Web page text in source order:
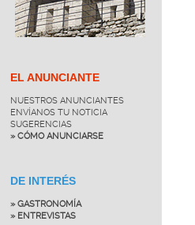
EL ANUNCIANTE
NUESTROS ANUNCIANTES
ENVÍANOS TU NOTICIA
SUGERENCIAS
» CÓMO ANUNCIARSE
DE INTERÉS
» GASTRONOMÍA
» ENTREVISTAS